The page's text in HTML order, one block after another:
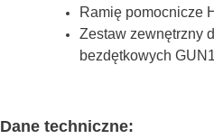
Ramię pomocnicze
Zestaw zewnętrzny
bezdętkowych
Dane techniczne: